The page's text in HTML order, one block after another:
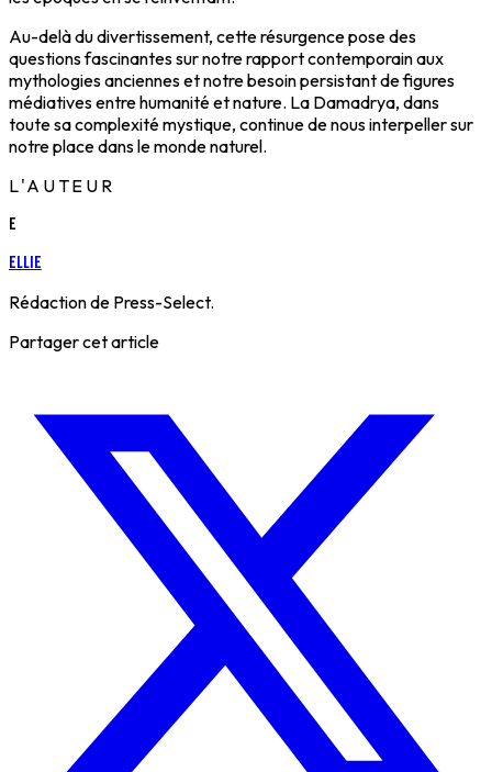
Au-delà du divertissement, cette résurgence pose des
questions fascinantes sur notre rapport contemporain aux
mythologies anciennes et notre besoin persistant de figures
médiatives entre humanité et nature. La Damadrya, dans
toute sa complexité mystique, continue de nous interpeller sur
notre place dans le monde naturel.
L'AUTEUR
E
Ellie
Rédaction de Press-Select.
Partager cet article